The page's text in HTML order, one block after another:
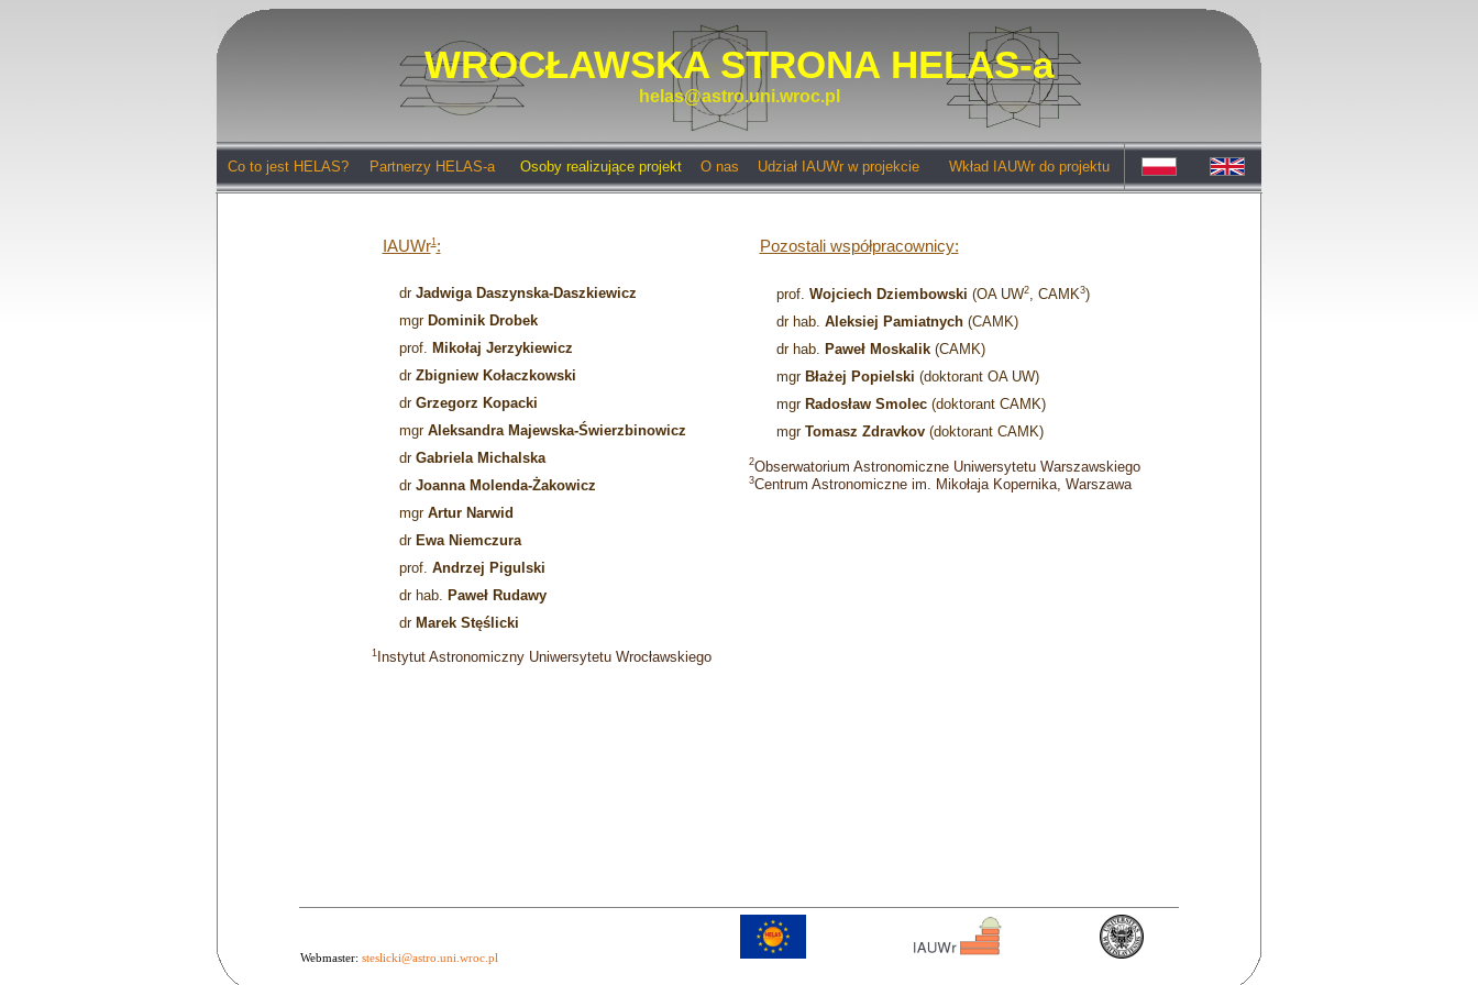
WROCŁAWSKA STRONA HELAS-a
helas@astro.uni.wroc.pl
Co to jest HELAS? Partnerzy HELAS-a Osoby realizujące projekt O nas Udział IAUWr w projekcie Wkład IAUWr do projektu
IAUWr1:
dr Jadwiga Daszynska-Daszkiewicz
mgr Dominik Drobek
prof. Mikołaj Jerzykiewicz
dr Zbigniew Kołaczkowski
dr Grzegorz Kopacki
mgr Aleksandra Majewska-Świerzbinowicz
dr Gabriela Michalska
dr Joanna Molenda-Żakowicz
mgr Artur Narwid
dr Ewa Niemczura
prof. Andrzej Pigulski
dr hab. Paweł Rudawy
dr Marek Stęślicki
1Instytut Astronomiczny Uniwersytetu Wrocławskiego
Pozostali współpracownicy:
prof. Wojciech Dziembowski (OA UW2, CAMK3)
dr hab. Aleksiej Pamiatnych(CAMK)
dr hab. Paweł Moskalik(CAMK)
mgr Błażej Popielski (doktorant OA UW)
mgr Radosław Smolec(doktorant CAMK)
mgr Tomasz Zdravkov(doktorant CAMK)
2Obserwatorium Astronomiczne Uniwersytetu Warszawskiego
3Centrum Astronomiczne im. Mikołaja Kopernika, Warszawa
Webmaster: steslicki@astro.uni.wroc.pl